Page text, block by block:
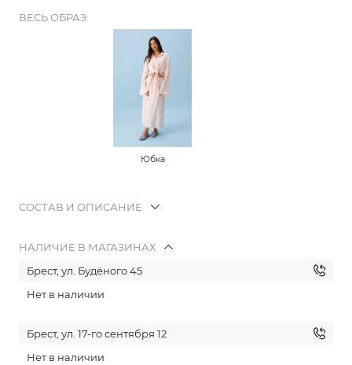
ВЕСЬ ОБРАЗ:
Юбка
СОСТАВ И ОПИСАНИЕ
НАЛИЧИЕ В МАГАЗИНАХ
Брест, ул. Будёного 45
Нет в наличии
Брест, ул. 17-го сентября 12
Нет в наличии